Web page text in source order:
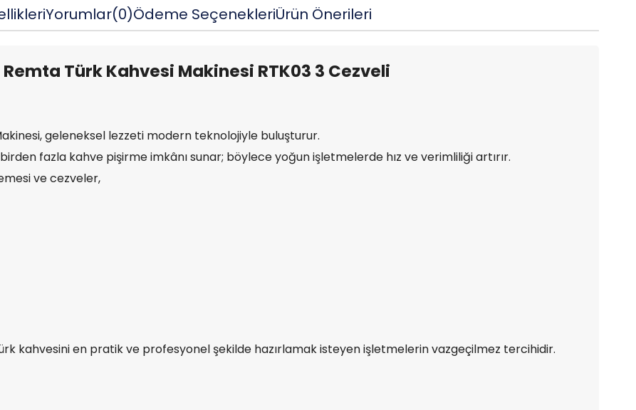
Yorumlar(0)Ödeme SeçenekleriÜrün Önerileri
Remta Türk Kahvesi Makinesi RTK03 3 Cezveli
geleneksel lezzeti modern teknolojiyle buluşturur.
fazla kahve pişirme imkânı sunar; böylece yoğun işletmelerde hız ve verimliliği artırır.
ve cezveler,
kahvesini en pratik ve profesyonel şekilde hazırlamak isteyen işletmelerin vazgeçilmez tercihidir.